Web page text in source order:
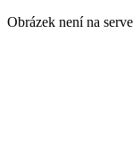
Obrázek není na